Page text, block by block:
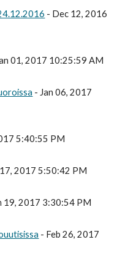
- Dec 12, 2016
01, 2017 10:25:59 AM
- Jan 06, 2017
5:40:55 PM
2017 5:50:42 PM
19, 2017 3:30:54 PM
- Feb 26, 2017